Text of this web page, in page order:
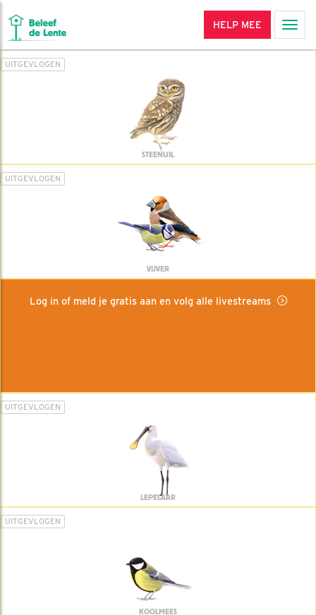
HELP MEE
UITGEVLOGEN
STEENUIL
UITGEVLOGEN
VIJVER
Log in of meld je gratis aan en volg alle livestreams
UITGEVLOGEN
LEPELAAR
UITGEVLOGEN
KOOLMEES